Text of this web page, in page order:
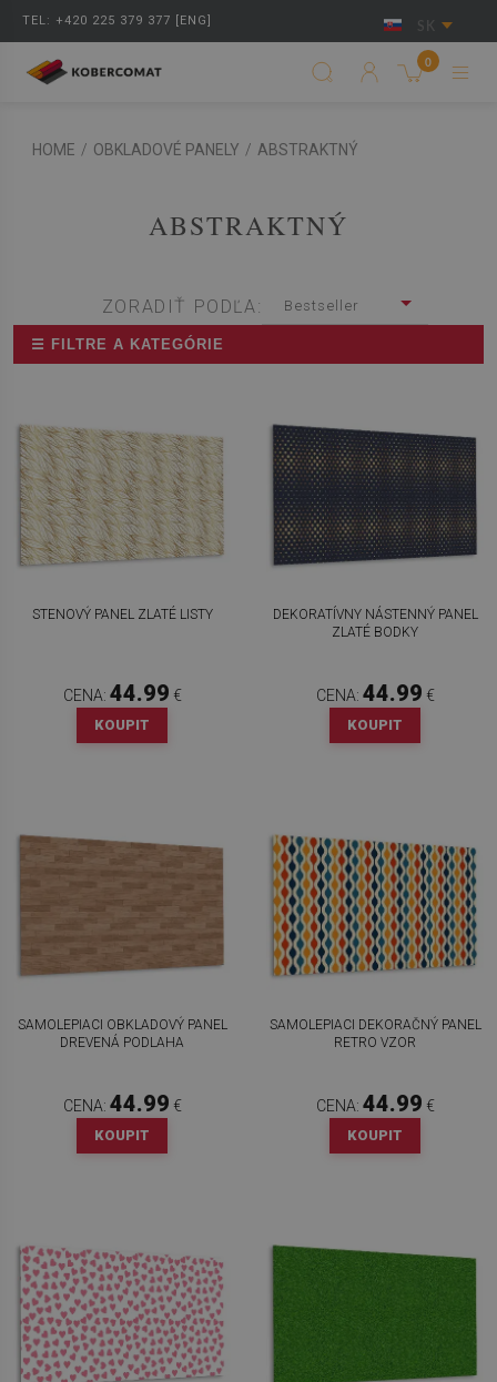
TEL: +420 225 379 377 [ENG] SK
0
HOME / OBKLADOVÉ PANELY / ABSTRAKTNÝ
ABSTRAKTNÝ
ZORADIŤ PODĽA: Bestseller
☰ FILTRE A KATEGÓRIE
STENOVÝ PANEL ZLATÉ LISTY
CENA: 44.99 €
KOUPIT
DEKORATÍVNY NÁSTENNÝ PANEL
ZLATÉ BODKY
CENA: 44.99 €
KOUPIT
SAMOLEPIACI OBKLADOVÝ PANEL
DREVENÁ PODLAHA
CENA: 44.99 €
KOUPIT
SAMOLEPIACI DEKORAČNÝ PANEL
RETRO VZOR
CENA: 44.99 €
KOUPIT